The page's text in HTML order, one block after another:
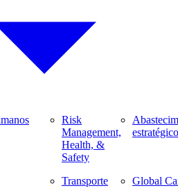
Risk
Management,
Health, &
Safety
Transporte
estratégico
Global